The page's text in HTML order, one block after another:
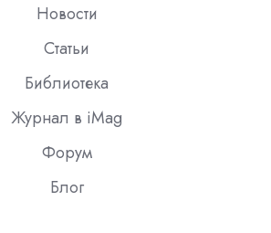
Новости
Статьи
Библиотека
Журнал в iMag
Форум
Блог